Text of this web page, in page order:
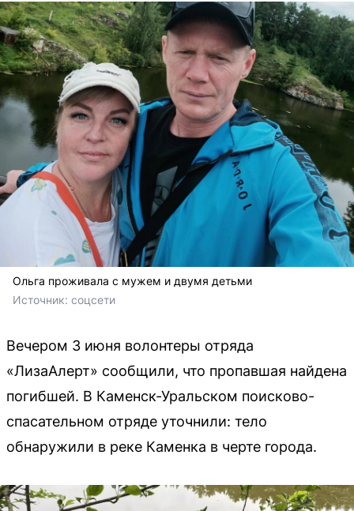
Ольга проживала с мужем и двумя детьми
Источник: соцсети
Вечером 3 июня волонтеры отряда
«ЛизаАлерт» сообщили, что пропавшая найдена
погибшей. В Каменск-Уральском поисково-
спасательном отряде уточнили: тело
обнаружили в реке Каменка в черте города.